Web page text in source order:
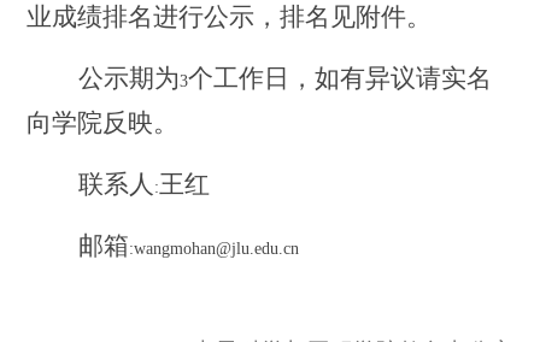
业成绩排名进行公示，排名见附件。
公示期为3个工作日，如有异议请实名
向学院反映。
联系人 :王红
邮箱:wangmohan@jlu.edu.cn